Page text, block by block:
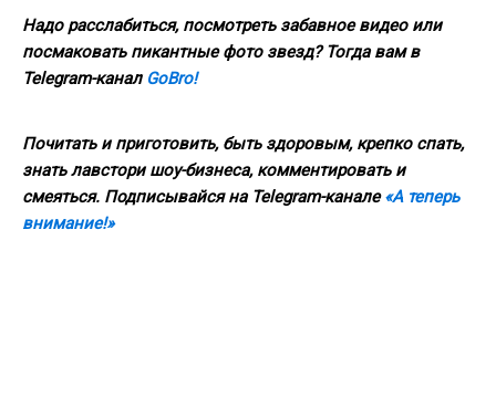
Надо расслабиться, посмотреть забавное видео или
посмаковать пикантные фото звезд? Тогда вам в
Telegram-канал GoBro!
Почитать и приготовить, быть здоровым, крепко спать,
знать лавстори шоу-бизнеса, комментировать и
смеяться. Подписывайся на Telegram-канале«А теперь
внимание!»